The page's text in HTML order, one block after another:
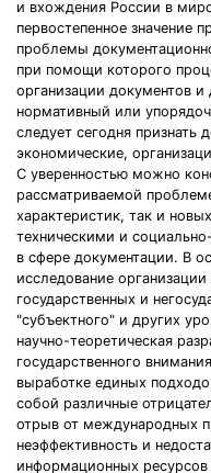
и вхождения России в
первостепенное значение
проблемы
при помощи которого
организации документов
нормативный или
следует сегодня признать
экономические,
С уверенностью можно
рассматриваемой
характеристик, так и
техническими и
в сфере документации. В
исследование
государственных и
"субъектного" и других
научно-теоретическая
государственного
выработке единых
собой различные
отрыв от международных
неэффективность и
информационных